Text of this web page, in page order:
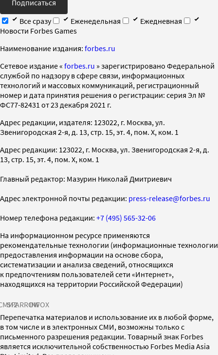
Подписаться
Все сразу
Еженедельная
Ежедневная
Новости Forbes Games
Наименование издания: forbes.ru
Cетевое издание « forbes.ru » зарегистрировано Федеральной
службой по надзору в сфере связи, информационных
технологий и массовых коммуникаций, регистрационный
номер и дата принятия решения о регистрации: серия Эл №
ФС77-82431 от 23 декабря 2021 г.
Адрес редакции, издателя: 123022, г. Москва, ул.
Звенигородская 2-я, д. 13, стр. 15, эт. 4, пом. X, ком. 1
Адрес редакции: 123022, г. Москва, ул. Звенигородская 2-я, д.
13, стр. 15, эт. 4, пом. X, ком. 1
Главный редактор: Мазурин Николай Дмитриевич
Адрес электронной почты редакции: press-release@forbes.ru
Номер телефона редакции: +7 (495) 565-32-06
На информационном ресурсе применяются
рекомендательные технологии (информационные технологии
предоставления информации на основе сбора,
систематизации и анализа сведений, относящихся
к предпочтениям пользователей сети «Интернет»,
находящихся на территории Российской Федерации)
SPARROWINFOX
Перепечатка материалов и использование их в любой форме,
в том числе и в электронных СМИ, возможны только с
письменного разрешения редакции. Товарный знак Forbes
является исключительной собственностью Forbes Media Asia